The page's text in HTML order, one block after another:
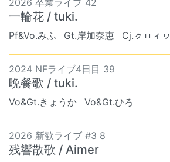
2026 卒業ライブ 42
一輪花 / tuki.
Pf&Vo.みふ Gt.岸加奈恵 Cj.ㇰㇿィヮ
2024 NFライブ4日目 39
晩餐歌 / tuki.
Vo&Gt.きょうか Vo&Gt.ひろ
2026 新歓ライブ #3 8
残響散歌 / Aimer